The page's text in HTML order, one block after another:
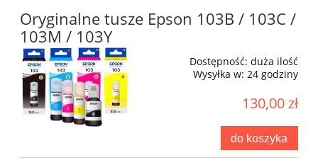
Oryginalne tusze Epson 103B / 103C /
103M / 103Y
Dostępność: duża ilość
Wysyłka w: 24 godziny
130,00 zł
do koszyka